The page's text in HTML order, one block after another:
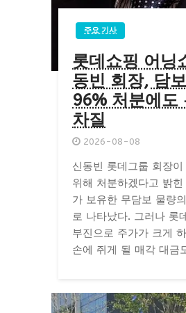
주요 기사
롯데쇼핑 어닝
동빈 회장, 담
96% 처분에도
차질
2026-08-08
신동빈 롯데그룹 회장
위해 처분하겠다고 밝
가 보유한 무담보 물량
로 나타났다. 그러나 롯
부진으로 주가가 크게
손에 쥐게 될 매각 대금